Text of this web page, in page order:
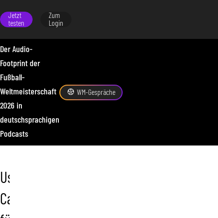
Jetzt
testen
Zum
Login
Der Audio-
Footprint der
Fußball-
Weltmeisterschaft
2026 in
deutschsprachigen
Podcasts
WM-Gespräche
Use
Cases